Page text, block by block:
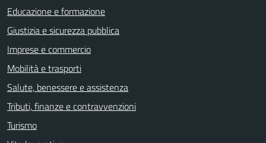
Educazione e formazione
Giustizia e sicurezza pubblica
Imprese e commercio
Mobilità e trasporti
Salute, benessere e assistenza
Tributi, finanze e contravvenzioni
Turismo